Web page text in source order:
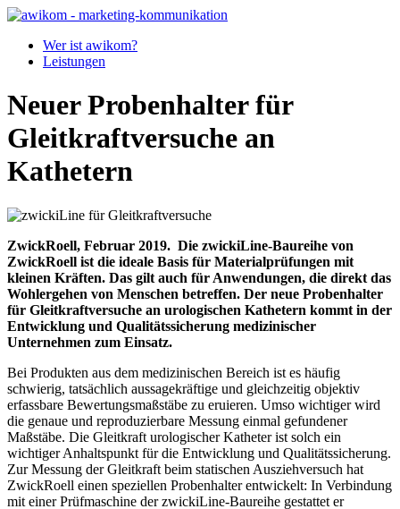
Wer ist awikom?
Leistungen
Neuer Probenhalter für
Gleitkraftversuche an
Kathetern
ZwickRoell, Februar 2019. Die zwickiLine-Baureihe von
ZwickRoell ist die ideale Basis für Materialprüfungen mit
kleinen Kräften. Das gilt auch für Anwendungen, die direkt das
Wohlergehen von Menschen betreffen. Der neue Probenhalter
für Gleitkraftversuche an urologischen Kathetern kommt in der
Entwicklung und Qualitätssicherung medizinischer
Unternehmen zum Einsatz.
Bei Produkten aus dem medizinischen Bereich ist es häufig
schwierig, tatsächlich aussagekräftige und gleichzeitig objektiv
erfassbare Bewertungsmaßstäbe zu eruieren. Umso wichtiger wird
die genaue und reproduzierbare Messung einmal gefundener
Maßstäbe. Die Gleitkraft urologischer Katheter ist solch ein
wichtiger Anhaltspunkt für die Entwicklung und Qualitätssicherung.
Zur Messung der Gleitkraft beim statischen Ausziehversuch hat
ZwickRoell einen speziellen Probenhalter entwickelt: In Verbindung
mit einer Prüfmaschine der zwickiLine-Baureihe gestattet er